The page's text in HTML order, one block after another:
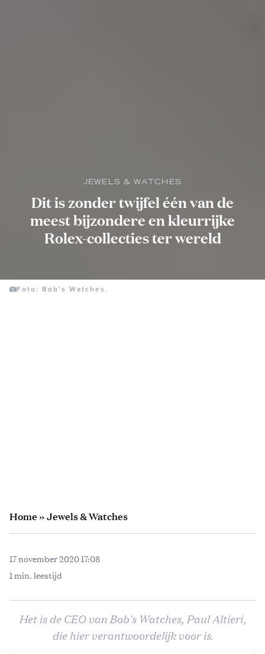
JEWELS & WATCHES
Dit is zonder twijfel één van de
meest bijzondere en kleurrijke
Rolex-collecties ter wereld
Foto: Bob's Watches.
Home»Jewels & Watches
17 november 2020 17:08
1 min. leestijd
Het is de CEO van Bob's Watches, Paul Altieri,
die hier verantwoordelijk voor is.